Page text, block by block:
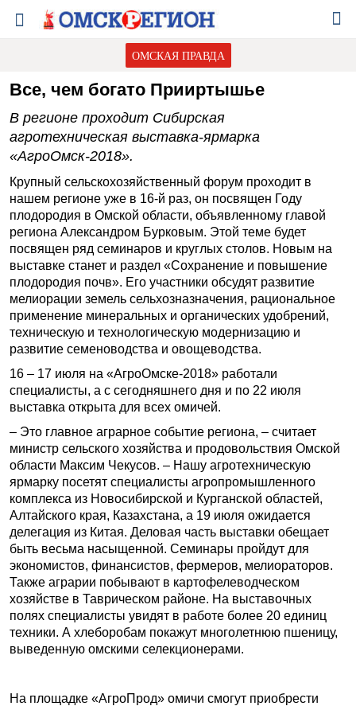
ОМСКАЯ ПРАВДА
Все, чем богато Прииртышье
В регионе проходит Сибирская
агротехническая выставка-ярмарка
«АгроОмск-2018».
Крупный сельскохозяйственный форум проходит в
нашем регионе уже в 16-й раз, он посвящен Году
плодородия в Омской области, объявленному главой
региона Александром Бурковым. Этой теме будет
посвящен ряд семинаров и круглых столов. Новым на
выставке станет и раздел «Сохранение и повышение
плодородия почв». Его участники обсудят развитие
мелиорации земель сельхозназначения, рациональное
применение минеральных и органических удобрений,
техническую и технологическую модернизацию и
развитие семеноводства и овощеводства.
16 – 17 июля на «АгроОмске-2018» работали
специалисты, а с сегодняшнего дня и по 22 июля
выставка открыта для всех омичей.
– Это главное аграрное событие региона, – считает
министр сельского хозяйства и продовольствия Омской
области Максим Чекусов. – Нашу агротехническую
ярмарку посетят специалисты агропромышленного
комплекса из Новосибирской и Курганской областей,
Алтайского края, Казахстана, а 19 июля ожидается
делегация из Китая. Деловая часть выставки обещает
быть весьма насыщенной. Семинары пройдут для
экономистов, финансистов, фермеров, мелиораторов.
Также аграрии побывают в картофелеводческом
хозяйстве в Таврическом районе. На выставочных
полях специалисты увидят в работе более 20 единиц
техники. А хлеборобам покажут многолетнюю пшеницу,
выведенную омскими селекционерами.
На площадке «АгроПрод» омичи смогут приобрести